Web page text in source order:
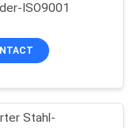
ISO9001
Stahl-